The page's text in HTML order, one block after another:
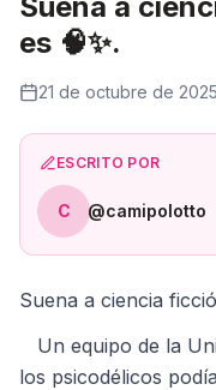
es 🧠✨.
21 de octubre de 2025
ESCRITO POR
C @camipolotto
Suena a ciencia
Un equipo de la
los psicodélicos